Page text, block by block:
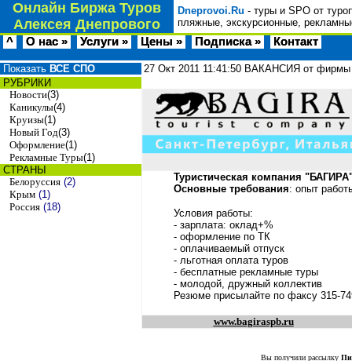
Онлайн Биржа Туров
Алексея Днепрового
Dneprovoi.Ru - туры и SPO от
пляжные, экскурсионные,
^ О нас » Услуги » Цены » Подписка » Контакт
Показать ВСЕ СПО
РУБРИКИ
Новости(3)
Каникулы(4)
Круизы(1)
Новый Год(3)
Оформление(1)
Рекламные Туры(1)
СТРАНЫ
Белоруссия (2)
Крым (1)
Россия (18)
27 Окт 2011 11:41:50 ВАКАНСИЯ от
Туристическая компания
Основные требования: опыт
Условия работы:
- зарплата: оклад+%
- оформление по ТК
- оплачиваемый отпуск
- льготная оплата туров
- бесплатные рекламные туры
- молодой, дружный коллектив
Резюме присылайте по факсу 315-
www.bagiraspb.ru
Вы получили рассылку